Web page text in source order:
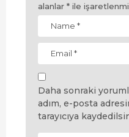
alanlar * ile
Daha sonraki
adım, e-posta
tarayıcıya